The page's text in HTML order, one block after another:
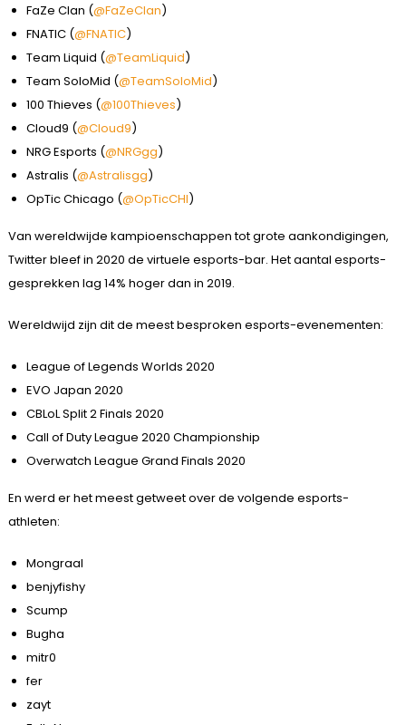
FaZe Clan (@FaZeClan)
FNATIC (@FNATIC)
Team Liquid (@TeamLiquid)
Team SoloMid (@TeamSoloMid)
100 Thieves (@100Thieves)
Cloud9 (@Cloud9)
NRG Esports (@NRGgg)
Astralis (@Astralisgg)
OpTic Chicago (@OpTicCHI)
Van wereldwijde kampioenschappen tot grote aankondigingen,
Twitter bleef in 2020 de virtuele esports-bar. Het aantal esports-
gesprekken lag 14% hoger dan in 2019.
Wereldwijd zijn dit de meest besproken esports-evenementen:
League of Legends Worlds 2020
EVO Japan 2020
CBLoL Split 2 Finals 2020
Call of Duty League 2020 Championship
Overwatch League Grand Finals 2020
En werd er het meest getweet over de volgende esports-
athleten:
Mongraal
benjyfishy
Scump
Bugha
mitr0
fer
zayt